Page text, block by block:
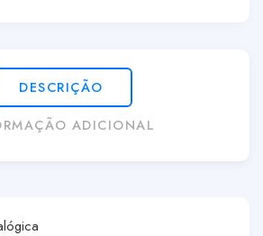
DESCRIÇÃO
ADICIONAL